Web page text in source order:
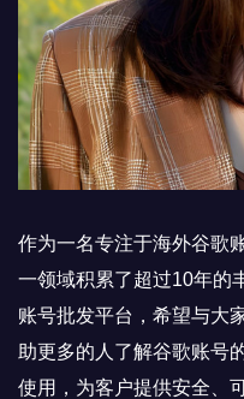
作为一名专注于海外谷歌
一领域积累了超过10年的
账号批发平台，希望与大
助更多的人了解谷歌账号
使用，为客户提供安全、